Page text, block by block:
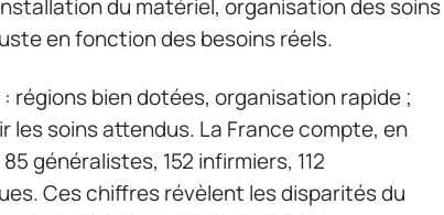
du matériel, organisation des soins
en fonction des besoins réels.
régions bien dotées, organisation rapide ;
les soins attendus. La France compte, en
généralistes, 152 infirmiers, 112
Ces chiffres révèlent les disparités du